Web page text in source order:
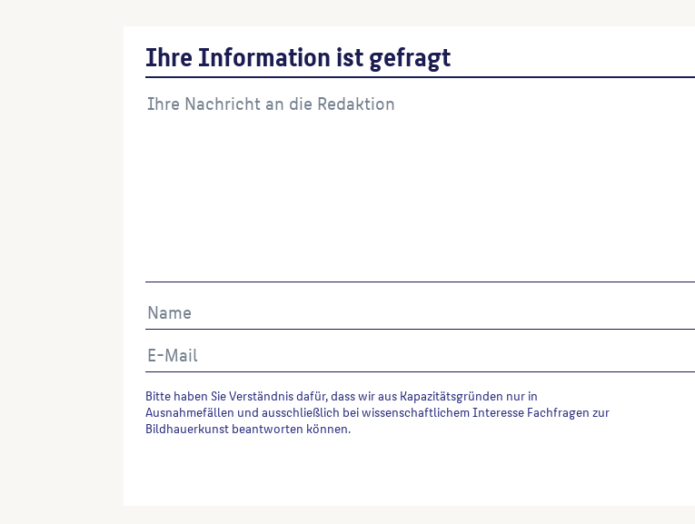
Ihre Information ist gefragt
Bitte haben Sie Verständnis dafür, dass wir aus Kapazitätsgründen nur in
Ausnahmefällen und ausschließlich bei wissenschaftlichem Interesse Fachfragen zur
Bildhauerkunst beantworten können.